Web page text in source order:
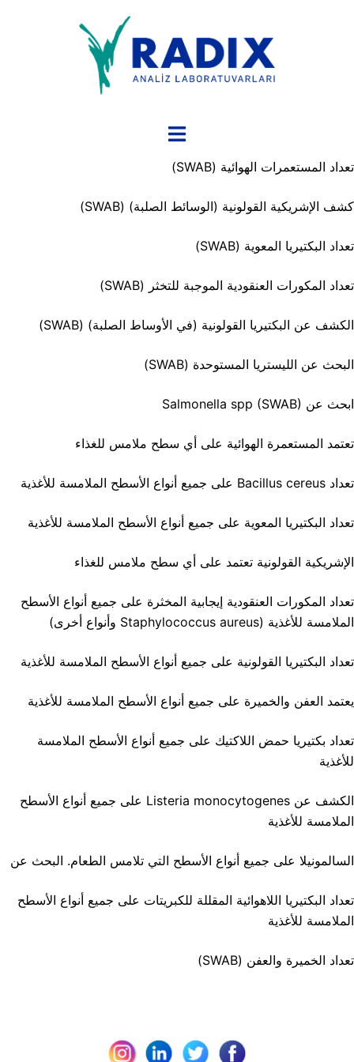
تبديل
تعداد المستعمرات الهوائية (SWAB)
كشف الإشريكية القولونية (الوسائط الصلبة) (SWAB)
تعداد البكتيريا المعوية (SWAB)
تعداد المكورات العنقودية الموجبة للتخثر (SWAB)
الكشف عن البكتيريا القولونية (في الأوساط الصلبة) (SWAB)
البحث عن الليستريا المستوحدة (SWAB)
ابحث عن Salmonella spp (SWAB)
تعتمد المستعمرة الهوائية على أي سطح ملامس للغذاء
تعداد Bacillus cereus على جميع أنواع الأسطح الملامسة للأغذية
تعداد البكتيريا المعوية على جميع أنواع الأسطح الملامسة للأغذية
الإشريكية القولونية تعتمد على أي سطح ملامس للغذاء
تعداد المكورات العنقودية إيجابية المخثرة على جميع أنواع الأسطح
الملامسة للأغذية (Staphylococcus aureus وأنواع أخرى)
تعداد البكتيريا القولونية على جميع أنواع الأسطح الملامسة للأغذية
يعتمد العفن والخميرة على جميع أنواع الأسطح الملامسة للأغذية
تعداد بكتيريا حمض اللاكتيك على جميع أنواع الأسطح الملامسة
للأغذية
الكشف عن Listeria monocytogenes على جميع أنواع الأسطح
الملامسة للأغذية
السالمونيلا على جميع أنواع الأسطح التي تلامس الطعام. البحث عن
تعداد البكتيريا اللاهوائية المقللة للكبريتات على جميع أنواع الأسطح
الملامسة للأغذية
تعداد الخميرة والعفن (SWAB)